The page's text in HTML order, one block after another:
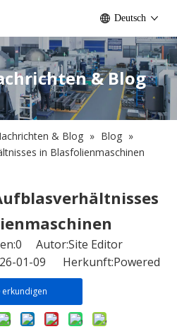
Deutsch
& Blog
& Blog » Blog »
in Blasfolienmaschinen
0 Autor:Site Editor
01-09 Herkunft:Powered
erkundigen